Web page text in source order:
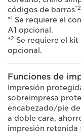
códigos de barras*2
*1 Se requiere el
A1 opcional.
*2 Se requiere el
opcional.
Funciones de
Impresión
sobreimpresa
encabezado/pie
a doble cara,
impresión retenida